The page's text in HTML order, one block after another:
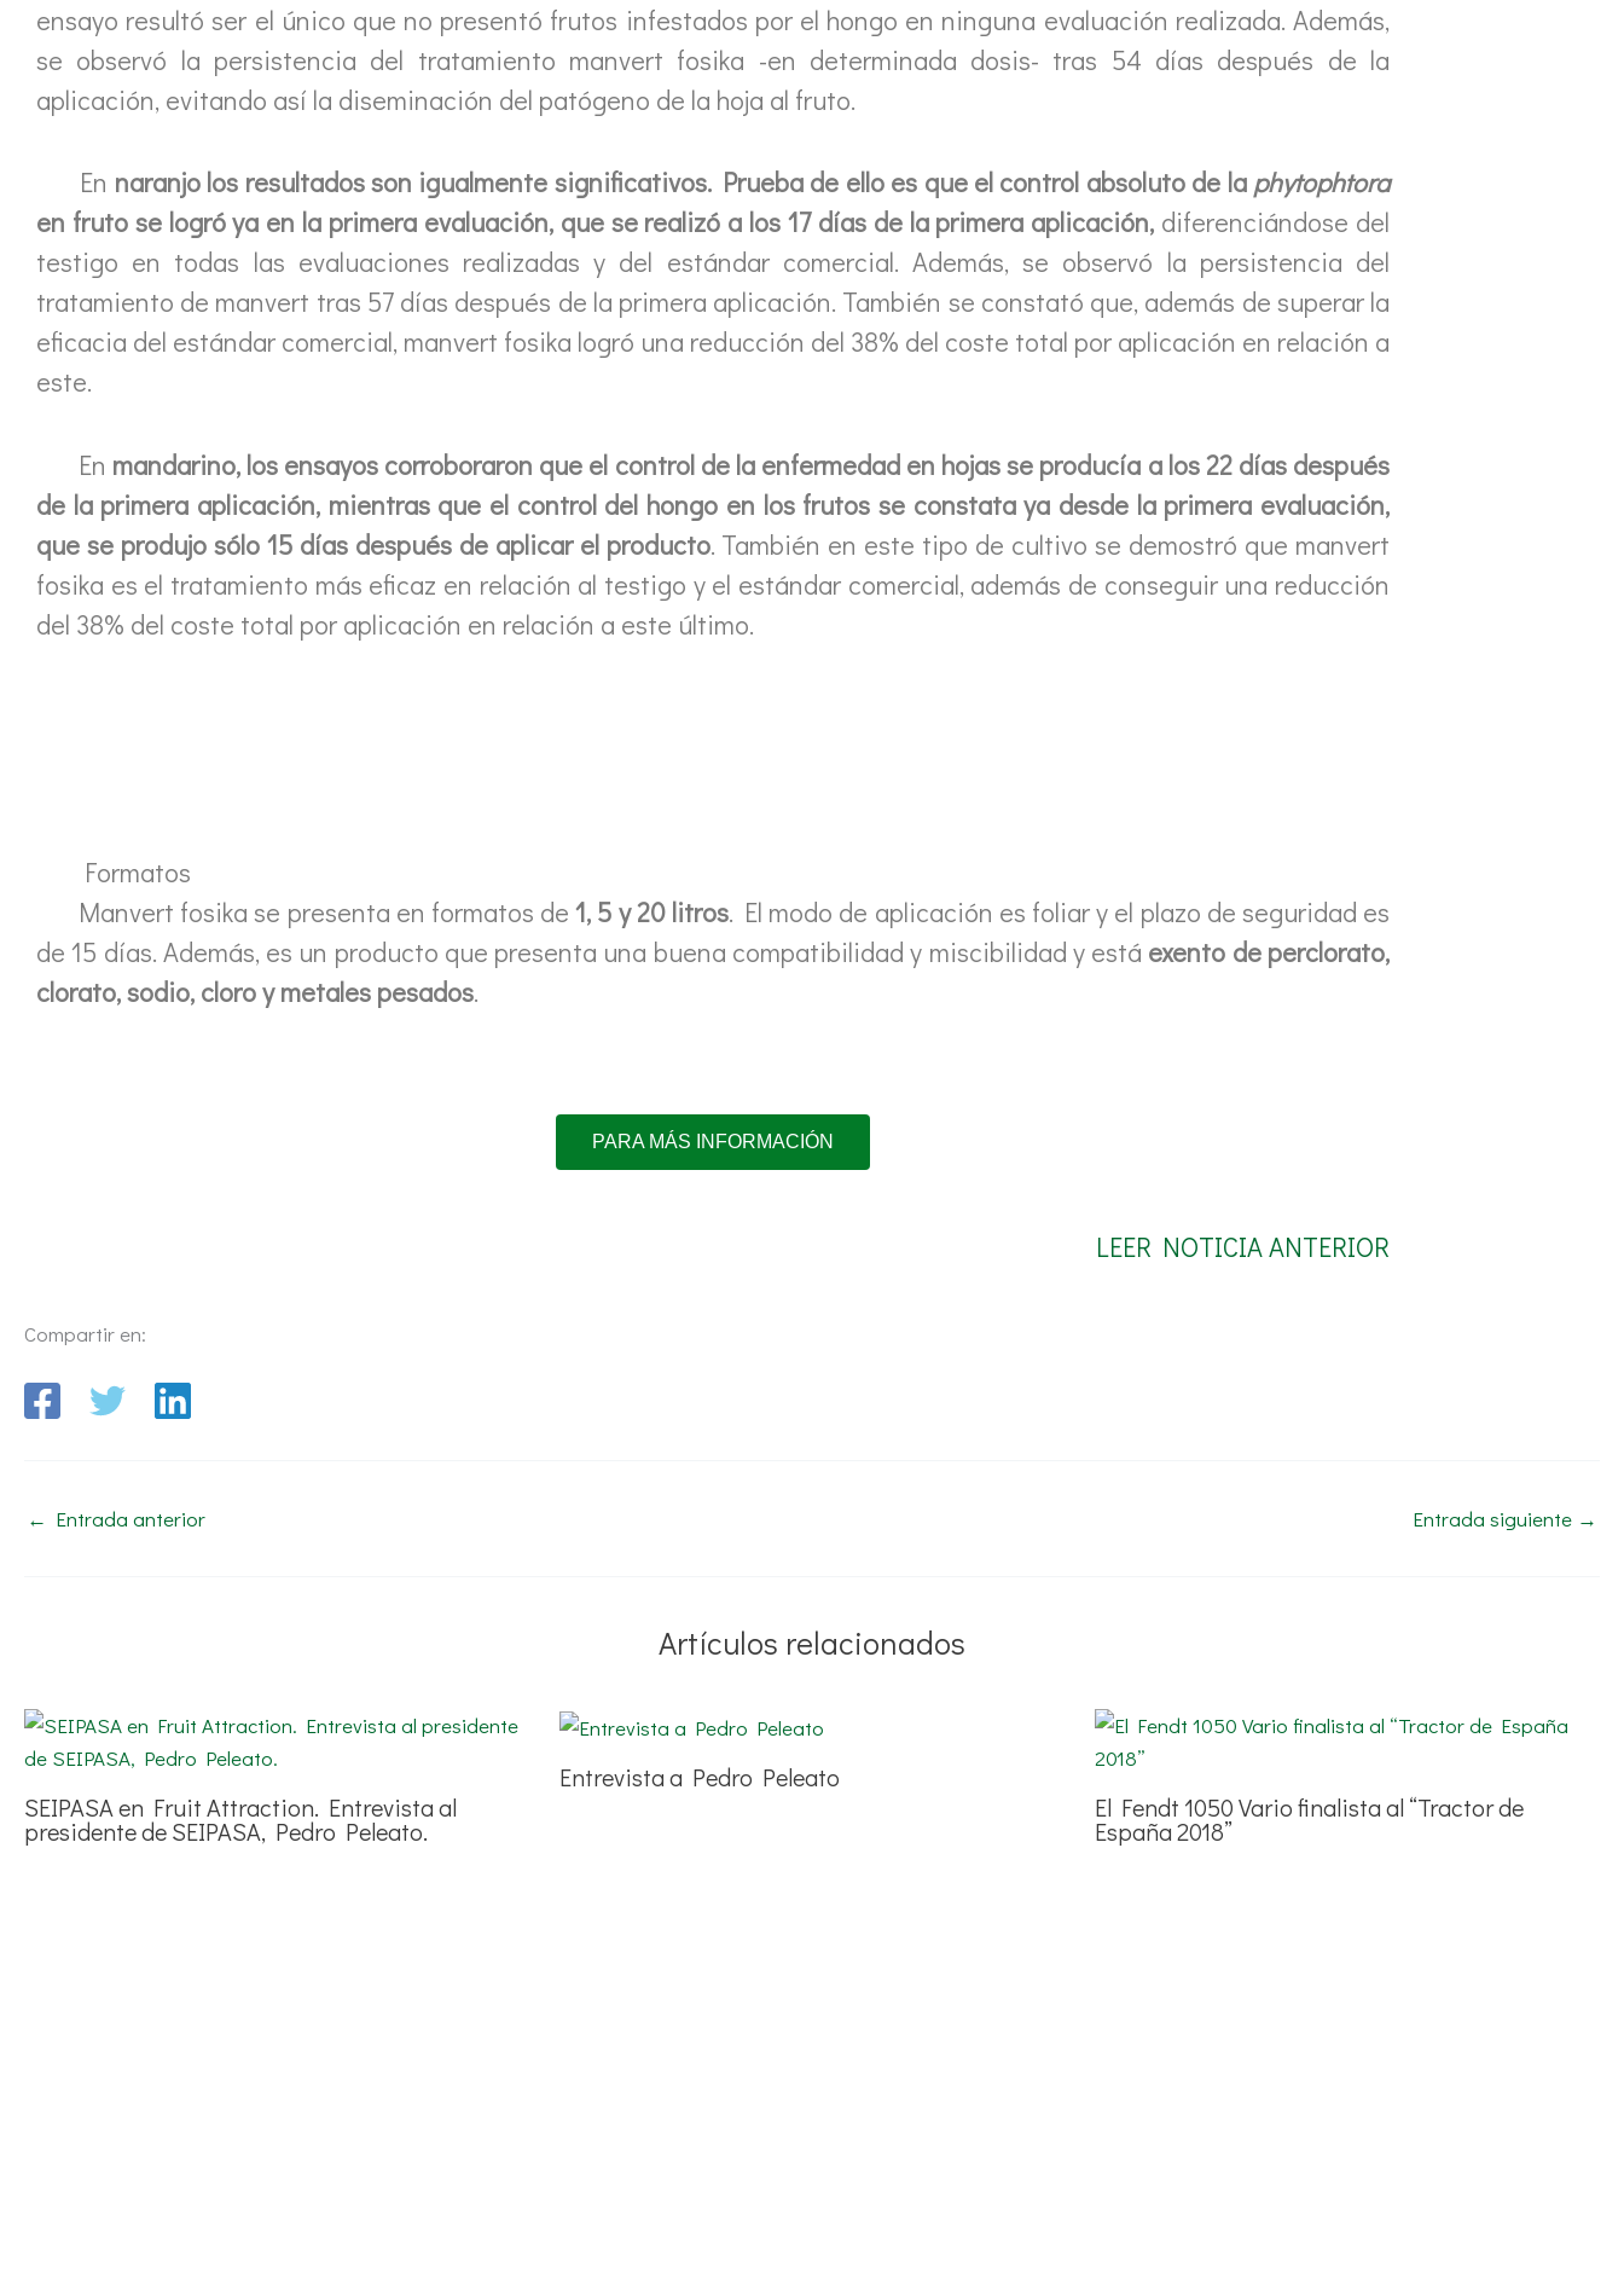
ensayo resultó ser el único que no presentó frutos infestados por el hongo en ninguna evaluación realizada. Además,
se observó la persistencia del tratamiento manvert fosika -en determinada dosis- tras 54 días después de la
aplicación, evitando así la diseminación del patógeno de la hoja al fruto.
En naranjo los resultados son igualmente significativos. Prueba de ello es que el control absoluto de la phytophtora
en fruto se logró ya en la primera evaluación, que se realizó a los 17 días de la primera aplicación, diferenciándose del
testigo en todas las evaluaciones realizadas y del estándar comercial. Además, se observó la persistencia del
tratamiento de manvert tras 57 días después de la primera aplicación. También se constató que, además de superar la
eficacia del estándar comercial, manvert fosika logró una reducción del 38% del coste total por aplicación en relación a
este.
En mandarino, los ensayos corroboraron que el control de la enfermedad en hojas se producía a los 22 días después
de la primera aplicación, mientras que el control del hongo en los frutos se constata ya desde la primera evaluación,
que se produjo sólo 15 días después de aplicar el producto. También en este tipo de cultivo se demostró que manvert
fosika es el tratamiento más eficaz en relación al testigo y el estándar comercial, además de conseguir una reducción
del 38% del coste total por aplicación en relación a este último.
Formatos
Manvert fosika se presenta en formatos de1, 5 y 20 litros. El modo de aplicación es foliar y el plazo de seguridad es
de 15 días. Además, es un producto que presenta una buena compatibilidad y miscibilidad y está exento de perclorato,
clorato, sodio, cloro y metales pesados.
PARA MÁS INFORMACIÓN
LEER NOTICIA ANTERIOR
Compartir en:
← Entrada anterior Entrada siguiente →
Artículos relacionados
SEIPASA en Fruit Attraction. Entrevista al
presidente de SEIPASA, Pedro Peleato.
Entrevista a Pedro Peleato
El Fendt 1050 Vario finalista al “Tractor de
España 2018”